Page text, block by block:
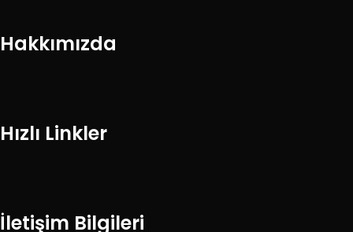
Hakkımızda
Hızlı Linkler
İletişim Bilgileri